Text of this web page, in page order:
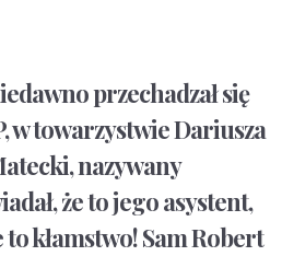
przechadzał się
w towarzystwie Dariusza
nazywany
że to jego asystent,
kłamstwo! Sam Robert